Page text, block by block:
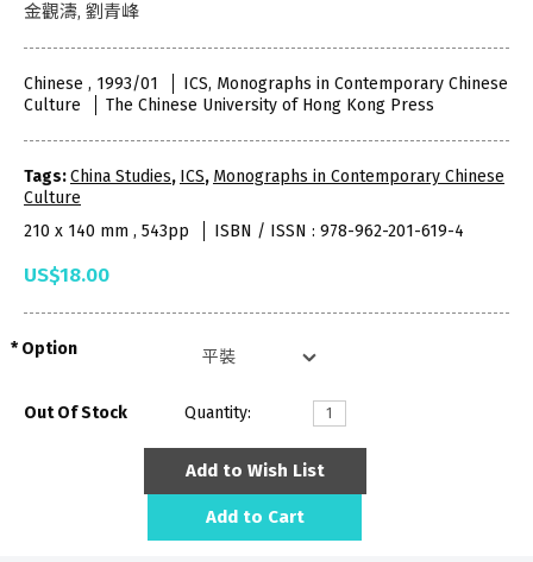
金觀濤, 劉青峰
Chinese , 1993/01
ICS, Monographs in Contemporary Chinese
Culture
The Chinese University of Hong Kong Press
Tags:China Studies, ICS, Monographs in Contemporary Chinese
Culture
210 x 140 mm , 543pp
ISBN / ISSN : 978-962-201-619-4
US$18.00
Option
Out Of Stock Quantity:
Add to Wish List
Add to Cart